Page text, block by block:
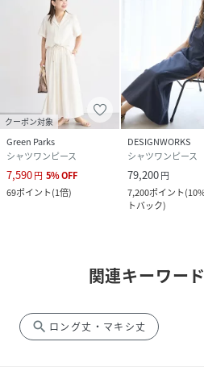
クーポン対象
Green Parks
シャツワンピース
7,590円 5%OFF
69ポイント(1倍)
DESIGNWORKS
シャツワンピース
79,200円
7,200ポイント(
トバック)
関連キーワー
search ロング丈・マキシ丈